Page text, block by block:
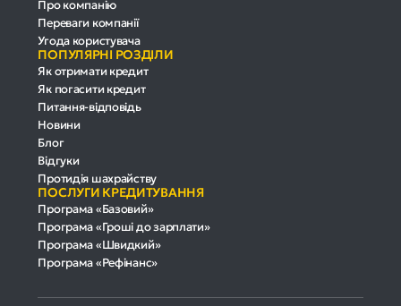
Про компанію
Переваги компанії
Угода користувача
ПОПУЛЯРНІ РОЗДІЛИ
Як отримати кредит
Як погасити кредит
Питання-відповідь
Новини
Блог
Відгуки
Протидія шахрайству
ПОСЛУГИ КРЕДИТУВАННЯ
Програма «Базовий»
Програма «Гроші до зарплати»
Програма «Швидкий»
Програма «Рефінанс»